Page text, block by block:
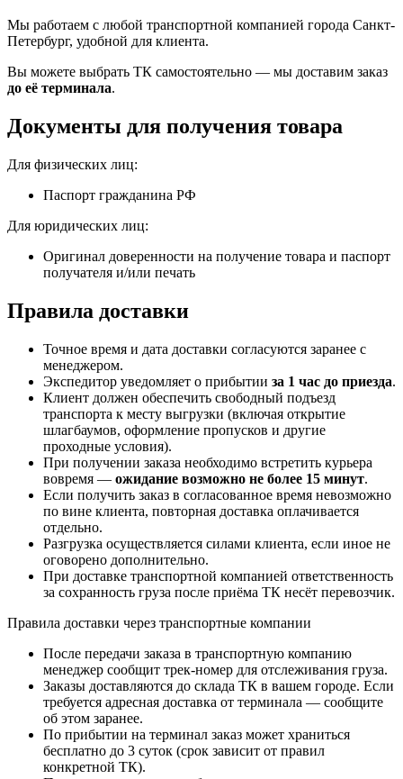
Мы работаем с любой транспортной компанией города Санкт-
Петербург, удобной для клиента.
Вы можете выбрать ТК самостоятельно — мы доставим заказ
до её терминала.
Документы для получения товара
Для физических лиц:
Паспорт гражданина РФ
Для юридических лиц:
Оригинал доверенности на получение товара и паспорт
получателя и/или печать
Правила доставки
Точное время и дата доставки согласуются заранее с
менеджером.
Экспедитор уведомляет о прибытии за 1 час до приезда.
Клиент должен обеспечить свободный подъезд
транспорта к месту выгрузки (включая открытие
шлагбаумов, оформление пропусков и другие
проходные условия).
При получении заказа необходимо встретить курьера
вовремя — ожидание возможно не более 15 минут.
Если получить заказ в согласованное время невозможно
по вине клиента, повторная доставка оплачивается
отдельно.
Разгрузка осуществляется силами клиента, если иное не
оговорено дополнительно.
При доставке транспортной компанией ответственность
за сохранность груза после приёма ТК несёт перевозчик.
Правила доставки через транспортные компании
После передачи заказа в транспортную компанию
менеджер сообщит трек-номер для отслеживания груза.
Заказы доставляются до склада ТК в вашем городе. Если
требуется адресная доставка от терминала — сообщите
об этом заранее.
По прибытии на терминал заказ может храниться
бесплатно до 3 суток (срок зависит от правил
конкретной ТК).